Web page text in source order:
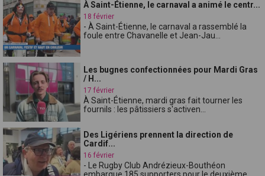
À Saint-Étienne, le carnaval a animé le centr...
18 février
- À Saint-Étienne, le carnaval a rassemblé la
foule entre Chavanelle et Jean-Jau...
Les bugnes confectionnées pour Mardi Gras
/ H...
17 février
À Saint-Étienne, mardi gras fait tourner les
fournils : les pâtissiers s'activen...
Des Ligériens prennent la direction de
Cardif...
16 février
- Le Rugby Club Andrézieux-Bouthéon
embarque 185 supporters pour le deuxième